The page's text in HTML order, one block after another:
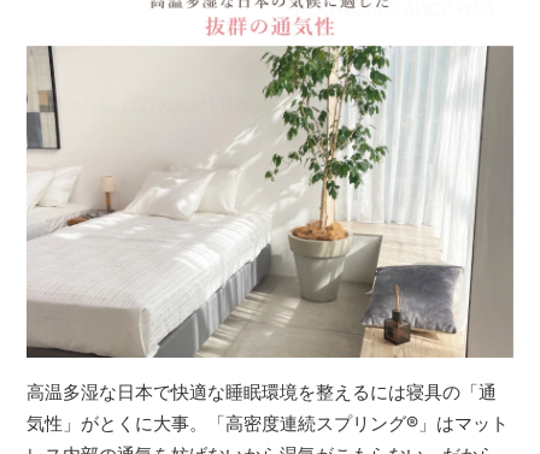
高温多湿な日本で快適な睡眠環境を整えるには寝具の「通
気性」がとくに大事。「高密度連続スプリング® 」はマット